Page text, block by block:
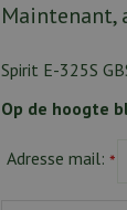
Maintenant,
Spirit E-325S
Op de hoogte
Adresse mail: *